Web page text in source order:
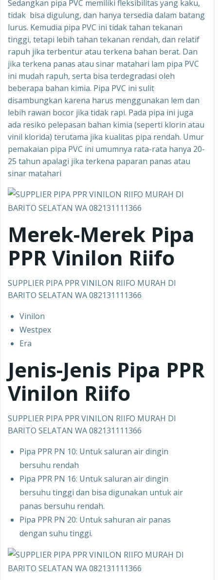
Sedangkan pipa PVC memiliki fleksibilitas yang kaku,
tidak bisa digulung, dan hanya tersedia dalam batang
lurus. Kemudia pipa PVC ini tidak tahan tekanan
tinggi, tetapi lebih tahan tekanan rendah, dan relatif
rapuh jika terbentur atau terkena bahan berat. Dan
jika terkena panas atau sinar matahari lam pipa PVC
ini mudah rapuh, serta bisa terdegradasi oleh
beberapa bahan kimia. Pipa PVC ini sulit
disambungkan karena harus menggunakan lem dan
lebih rawan bocor jika tidak rapi. Pada pipa ini juga
ada resiko pelepasan bahan kimia (seperti klorin atau
vinil klorida) terutama jika kualitas pipa rendah. Umur
pemakaian pipa PVC ini umumnya rata-rata hanya 20-
25 tahun apalagi jika terkena paparan panas atau
sinar matahari
Merek-Merek Pipa
PPRVinilon Riifo
SUPPLIER PIPA PPR VINILON RIIFO MURAH DI
BARITO SELATAN WA 082131111366
Vinilon
Westpex
Era
Jenis-Jenis Pipa PPR
Vinilon Riifo
SUPPLIER PIPA PPR VINILON RIIFO MURAH DI
BARITO SELATAN WA 082131111366
Pipa PPR PN 10: Untuk saluran air dingin
bersuhu rendah
Pipa PPR PN 16: Untuk saluran air dingin
bersuhu tinggi dan bisa digunakan untuk air
panas bersuhu rendah.
Pipa PPR PN 20: Untuk sahuran air panas
dengan suhu tinggi.